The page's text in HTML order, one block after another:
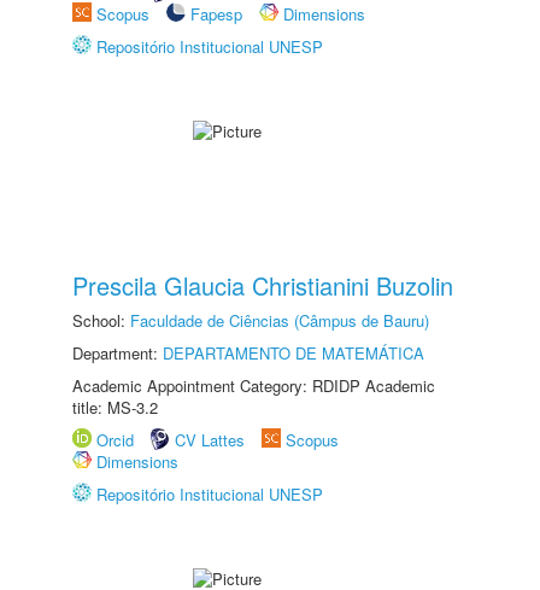
Scopus
Fapesp
Dimensions
Repositório Institucional UNESP
Prescila Glaucia Christianini Buzolin
School: Faculdade de Ciências (Câmpus de Bauru)
Department: DEPARTAMENTO DE MATEMÁTICA
Academic Appointment Category: RDIDP Academic
title: MS-3.2
Orcid
CV Lattes
Scopus
Dimensions
Repositório Institucional UNESP